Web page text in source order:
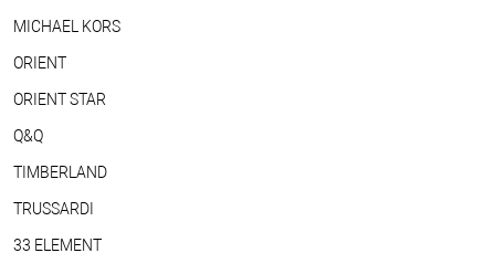
MICHAEL KORS
ORIENT
ORIENT STAR
Q&Q
TIMBERLAND
TRUSSARDI
33 ELEMENT